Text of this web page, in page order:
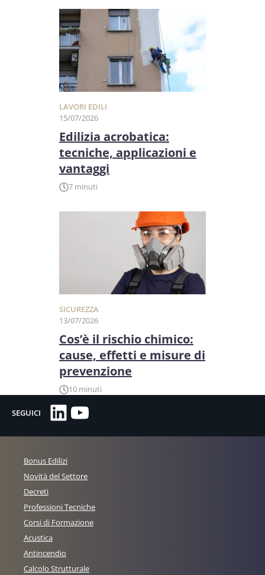
LAVORI EDILI
15/07/2026
Edilizia acrobatica:
tecniche, applicazioni e
vantaggi
7 minuti
SICUREZZA
13/07/2026
Cos’è il rischio chimico:
cause, effetti e misure di
prevenzione
10 minuti
SEGUICI LinkedIn
YouTube
Bonus Edilizi
Novità del Settore
Decreti
Professioni Tecniche
Corsi di Formazione
Acustica
Antincendio
Calcolo Strutturale